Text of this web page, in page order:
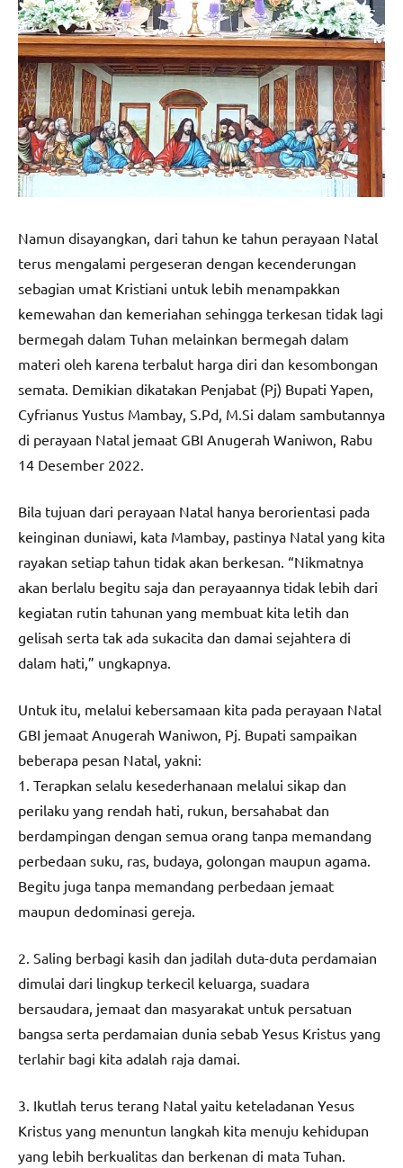
Namun disayangkan, dari tahun ke tahun perayaan Natal
terus mengalami pergeseran dengan kecenderungan
sebagian umat Kristiani untuk lebih menampakkan
kemewahan dan kemeriahan sehingga terkesan tidak lagi
bermegah dalam Tuhan melainkan bermegah dalam
materi oleh karena terbalut harga diri dan kesombongan
semata. Demikian dikatakan Penjabat (Pj) Bupati Yapen,
Cyfrianus Yustus Mambay, S.Pd, M.Si dalam sambutannya
di perayaan Natal jemaat GBI Anugerah Waniwon, Rabu
14 Desember 2022.
Bila tujuan dari perayaan Natal hanya berorientasi pada
keinginan duniawi, kata Mambay, pastinya Natal yang kita
rayakan setiap tahun tidak akan berkesan. “Nikmatnya
akan berlalu begitu saja dan perayaannya tidak lebih dari
kegiatan rutin tahunan yang membuat kita letih dan
gelisah serta tak ada sukacita dan damai sejahtera di
dalam hati,” ungkapnya.
Untuk itu, melalui kebersamaan kita pada perayaan Natal
GBI jemaat Anugerah Waniwon, Pj. Bupati sampaikan
beberapa pesan Natal, yakni:
1. Terapkan selalu kesederhanaan melalui sikap dan
perilaku yang rendah hati, rukun, bersahabat dan
berdampingan dengan semua orang tanpa memandang
perbedaan suku, ras, budaya, golongan maupun agama.
Begitu juga tanpa memandang perbedaan jemaat
maupun dedominasi gereja.
2. Saling berbagi kasih dan jadilah duta-duta perdamaian
dimulai dari lingkup terkecil keluarga, suadara
bersaudara, jemaat dan masyarakat untuk persatuan
bangsa serta perdamaian dunia sebab Yesus Kristus yang
terlahir bagi kita adalah raja damai.
3. Ikutlah terus terang Natal yaitu keteladanan Yesus
Kristus yang menuntun langkah kita menuju kehidupan
yang lebih berkualitas dan berkenan di mata Tuhan.